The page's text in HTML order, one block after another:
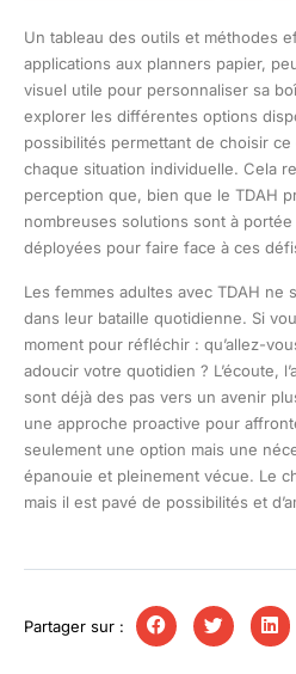
Un tableau des outils et méthodes
applications aux planners papier,
visuel utile pour personnaliser sa
explorer les différentes options
possibilités permettant de choisir
chaque situation individuelle. Cela
perception que, bien que le TDAH
nombreuses solutions sont à
déployées pour faire face à ces
Les femmes adultes avec TDAH ne
dans leur bataille quotidienne. Si
moment pour réfléchir : qu’allez-
adoucir votre quotidien ? L’écoute,
sont déjà des pas vers un avenir
une approche proactive pour
seulement une option mais une
épanouie et pleinement vécue. Le
mais il est pavé de possibilités et
Partager sur :